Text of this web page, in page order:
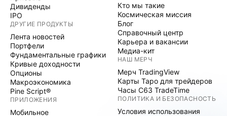
Дивиденды
IPO
ДРУГИЕ ПРОДУКТЫ
Лента новостей
Портфели
Фундаментальные графики
Кривые доходности
Опционы
Макроэкономика
Pine Script®
ПРИЛОЖЕНИЯ
Мобильное
Кто мы такие
Космическая миссия
Блог
Справочный центр
Карьера и вакансии
Медиа-кит
НАШ МЕРЧ
Мерч TradingView
Карты Таро для трейдеров
Часы C63 TradeTime
ПОЛИТИКА И БЕЗОПАСНОСТЬ
Условия использования